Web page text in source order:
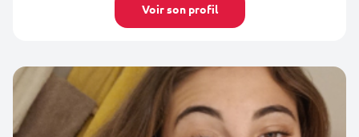
Voir son profil